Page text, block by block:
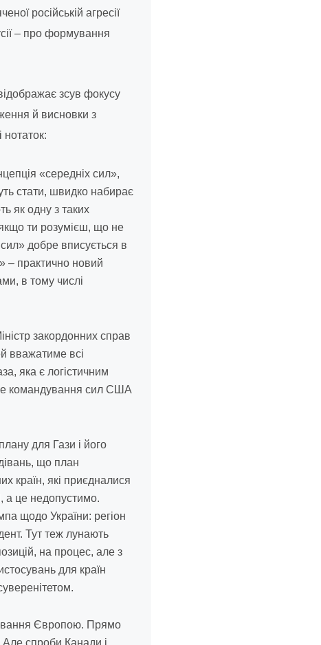
російській агресії
– про формування
зсув фокусу
й висновки з
нотаток:
«середніх сил»,
стати, швидко набирає
як одну з таких
ти розумієш, що не
добре вписується в
– практично новий
в тому числі
закордонних справ
вважатиме всі
яка є логістичним
командування сил США
для Гази і його
що план
країн, які приєдналися
а це недопустимо.
щодо України: регіон
Тут теж лунають
на процес, але з
для країн
Європою. Прямо
спроби Канади і